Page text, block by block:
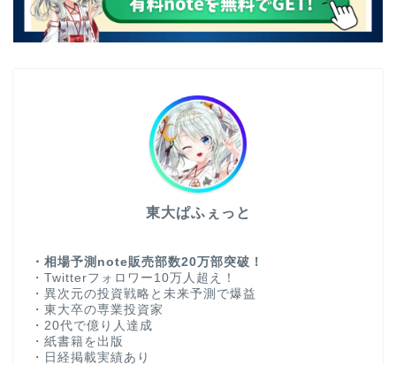
東大ぱふぇっと
・相場予測note販売部数20万部突破！
・Twitterフォロワー10万人超え！
・異次元の投資戦略と未来予測で爆益
・東大卒の専業投資家
・20代で億り人達成
・紙書籍を出版
・日経掲載実績あり